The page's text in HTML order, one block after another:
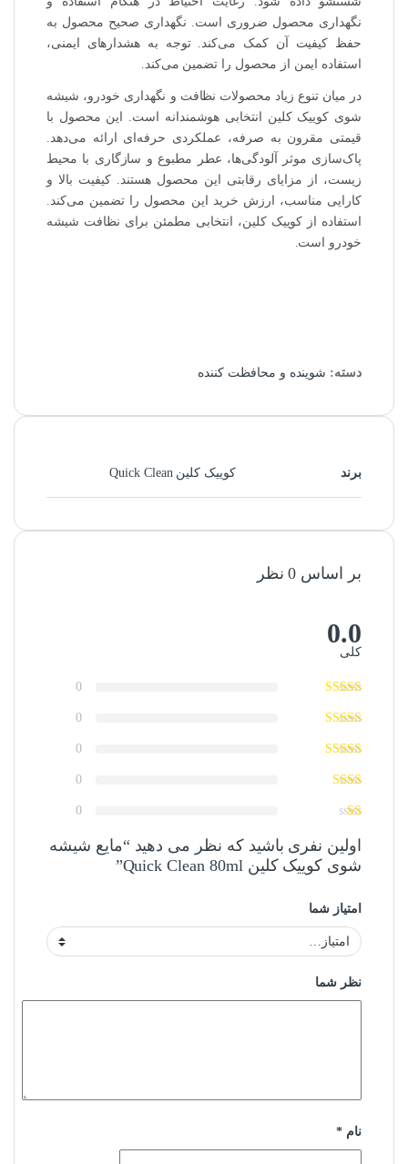
نگهداری محصول ضروری است. نگهداری صحیح محصول به
حفظ کیفیت آن کمک می‌کند. توجه به هشدارهای ایمنی،
استفاده ایمن از محصول را تضمین می‌کند.
در میان تنوع زیاد محصولات نظافت و نگهداری خودرو، شیشه
شوی کوییک کلین انتخابی هوشمندانه است. این محصول با
قیمتی مقرون به صرفه، عملکردی حرفه‌ای ارائه می‌دهد.
پاک‌سازی موثر آلودگی‌ها، عطر مطبوع و سازگاری با محیط
زیست، از مزایای رقابتی این محصول هستند. کیفیت بالا و
کارایی مناسب، ارزش خرید این محصول را تضمین می‌کند.
استفاده از کوییک کلین، انتخابی مطمئن برای نظافت شیشه
خودرو است.
دسته: شوینده و محافظت کننده
برند کوییک کلین Quick Clean
بر اساس 0 نظر
0.0
کلی
0
0
0
0
0
اولین نفری باشید که نظر می دهید “مایع شیشه
شوی کوییک کلین Quick Clean 80ml”
امتیاز شما
نظر شما
نام *